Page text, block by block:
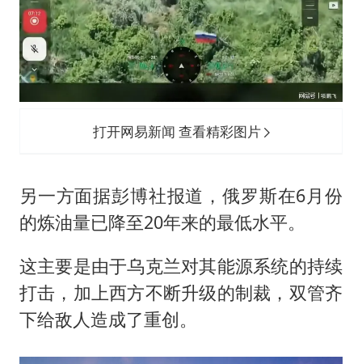
打开网易新闻 查看精彩图片
另一方面据彭博社报道，俄罗斯在6月份
的炼油量已降至20年来的最低水平。
这主要是由于乌克兰对其能源系统的持续
打击，加上西方不断升级的制裁，双管齐
下给敌人造成了重创。